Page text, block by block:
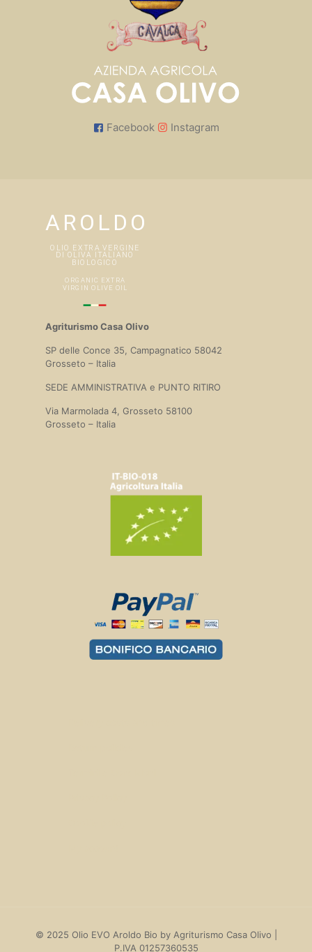
Facebook Instagram
Agriturismo Casa Olivo
SP delle Conce 35, Campagnatico 58042
Grosseto – Italia
SEDE AMMINISTRATIVA e PUNTO RITIRO
Via Marmolada 4, Grosseto 58100
Grosseto – Italia
© 2025 Olio EVO Aroldo Bio by Agriturismo Casa Olivo |
P.IVA 01257360535